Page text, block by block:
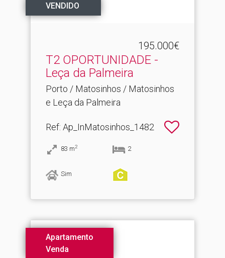
VENDIDO
195.000€
T2 OPORTUNIDADE -
Leça da Palmeira
Porto / Matosinhos / Matosinhos
e Leça da Palmeira
Ref: Ap_InMatosinhos_1482
83 m2 2
Sim
Apartamento
Venda